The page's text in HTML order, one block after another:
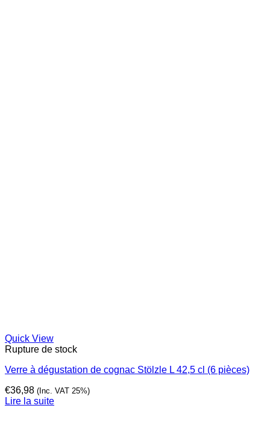
Quick View
Rupture de stock
Verre à dégustation de cognac Stölzle L 42,5 cl (6 pièces)
€36,98 (Inc. VAT 25%)
Lire la suite